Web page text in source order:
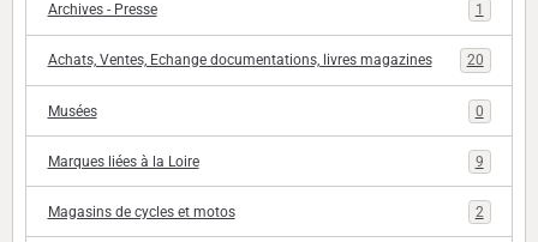
Archives - Presse 1
Achats, Ventes, Echange documentations, livres magazines 20
Musées 0
Marques liées à la Loire 9
Magasins de cycles et motos 2